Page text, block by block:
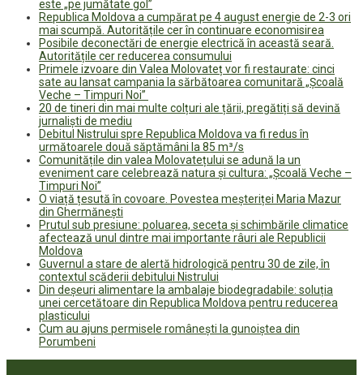
este „pe jumătate gol”
Republica Moldova a cumpărat pe 4 august energie de 2-3 ori
mai scumpă. Autoritățile cer în continuare economisirea
Posibile deconectări de energie electrică în această seară.
Autoritățile cer reducerea consumului
Primele izvoare din Valea Molovateț vor fi restaurate: cinci
sate au lansat campania la sărbătoarea comunitară „Școală
Veche – Timpuri Noi”
20 de tineri din mai multe colțuri ale țării, pregătiți să devină
jurnaliști de mediu
Debitul Nistrului spre Republica Moldova va fi redus în
următoarele două săptămâni la 85 m³/s
Comunitățile din valea Molovatețului se adună la un
eveniment care celebrează natura și cultura: „Școală Veche –
Timpuri Noi”
O viață țesută în covoare. Povestea meșteriței Maria Mazur
din Ghermănești
Prutul sub presiune: poluarea, seceta și schimbările climatice
afectează unul dintre mai importante râuri ale Republicii
Moldova
Guvernul a stare de alertă hidrologică pentru 30 de zile, în
contextul scăderii debitului Nistrului
Din deșeuri alimentare la ambalaje biodegradabile: soluția
unei cercetătoare din Republica Moldova pentru reducerea
plasticului
Cum au ajuns permisele românești la gunoiștea din
Porumbeni